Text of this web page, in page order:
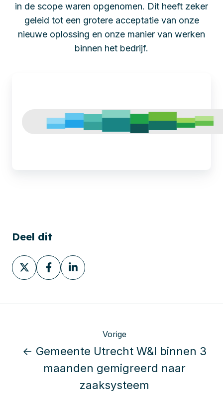
in de scope waren opgenomen. Dit heeft zeker
geleid tot een grotere acceptatie van onze
nieuwe oplossing en onze manier van werken
binnen het bedrijf.
Deel dit
Deel
via
Deel
via
Deel
via
Vorige
← Gemeente Utrecht W&I binnen 3
maanden gemigreerd naar
zaaksysteem